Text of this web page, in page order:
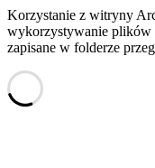
Korzystanie z witryny
wykorzystywanie plików
zapisane w folderze